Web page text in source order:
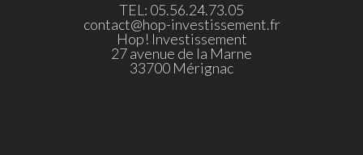
TEL: 05.56.24.73.05
contact@hop-investissement.fr
Hop! Investissement
27 avenue de la Marne
33700 Mérignac